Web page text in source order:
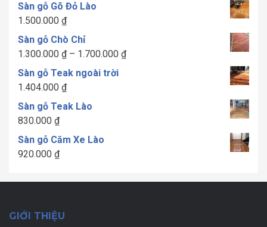
Sàn gỗ Gõ Đỏ Lào
1.500.000 ₫
Sàn gỗ Chò Chỉ
1.300.000 ₫ – 1.700.000 ₫Khoảng
Sàn gỗ Teak ngoài trời
1.404.000 ₫
Sàn gỗ Teak Lào
830.000 ₫
Sàn gỗ Căm Xe Lào
920.000 ₫
GIỚI THIỆU